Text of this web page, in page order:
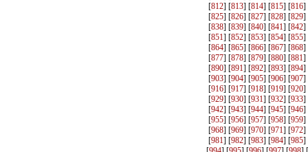
[812] [813] [814] [815] [816]
[825] [826] [827] [828] [829]
[838] [839] [840] [841] [842]
[851] [852] [853] [854] [855]
[864] [865] [866] [867] [868]
[877] [878] [879] [880] [881]
[890] [891] [892] [893] [894]
[903] [904] [905] [906] [907]
[916] [917] [918] [919] [920]
[929] [930] [931] [932] [933]
[942] [943] [944] [945] [946]
[955] [956] [957] [958] [959]
[968] [969] [970] [971] [972]
[981] [982] [983] [984] [985]